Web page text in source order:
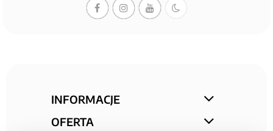
INFORMACJE
OFERTA